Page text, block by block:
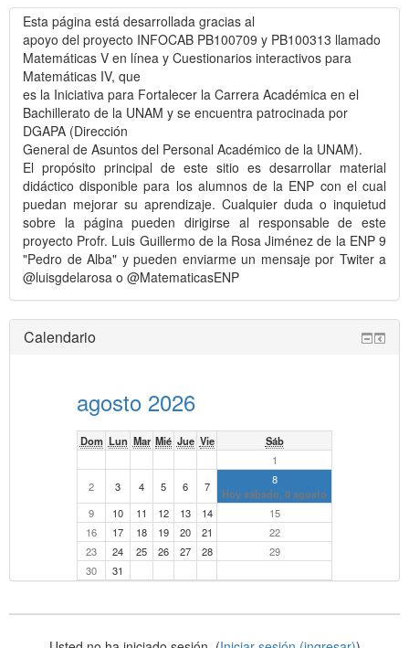
Esta página está desarrollada gracias al
apoyo del proyecto INFOCAB PB100709 y PB100313 llamado
Matemáticas V en línea y Cuestionarios interactivos para
Matemáticas IV, que
es la Iniciativa para Fortalecer la Carrera Académica en el
Bachillerato de la UNAM y se encuentra patrocinada por
DGAPA (Dirección
General de Asuntos del Personal Académico de la UNAM).
El propósito principal de este sitio es desarrollar material
didáctico disponible para los alumnos de la ENP con el cual
puedan mejorar su aprendizaje. Cualquier duda o inquietud
sobre la página pueden dirigirse al responsable de este
proyecto Profr. Luis Guillermo de la Rosa Jiménez de la ENP 9
"Pedro de Alba" y pueden enviarme un mensaje por Twiter a
@luisgdelarosa o @MatematicasENP
Omitir
Calendario
Calendario
agosto 2026
Dom Lun Mar Mié Jue Vie
Sáb
1
2
3 4 5 6 7
8
Hoy sábado, 8 agosto
9
10 11 12 13 14
15
16
17 18 19 20 21
22
23
24 25 26 27 28
29
30
31